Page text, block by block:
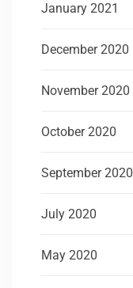
January 2021
December 2020
November 2020
October 2020
September 2020
July 2020
May 2020